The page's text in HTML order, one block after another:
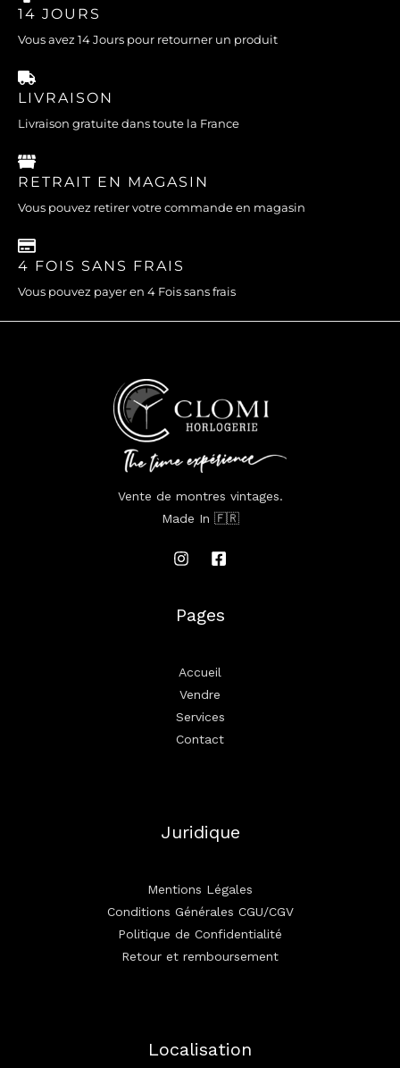
14 JOURS
Vous avez 14 Jours pour retourner un produit
LIVRAISON
Livraison gratuite dans toute la France
RETRAIT EN MAGASIN
Vous pouvez retirer votre commande en magasin
4 FOIS SANS FRAIS
Vous pouvez payer en 4 Fois sans frais
Vente de montres vintages.
Made In 🇫🇷
Pages
Accueil
Vendre
Services
Contact
Juridique
Mentions Légales
Conditions Générales CGU/CGV
Politique de Confidentialité
Retour et remboursement
Localisation